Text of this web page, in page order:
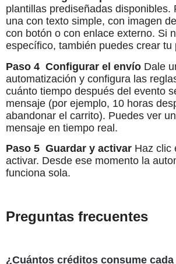
plantillas prediseñadas disponibles.
una con texto simple, con imagen
con botón o con enlace externo. Si
específico, también puedes crear tu
Paso 4 Configurar el envío Dale
automatización y configura las
cuánto tiempo después del evento
mensaje (por ejemplo, 10 horas
abandonar el carrito). Puedes ver
mensaje en tiempo real.
Paso 5 Guardar y activar Haz clic
activar. Desde ese momento la
funciona sola.
Preguntas frecuentes
¿Cuántos créditos consume cada